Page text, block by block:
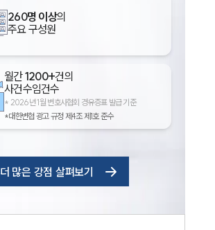
260명 이상의
주요 구성원
월간1200+건의
사건수임건수
* 2026년 1월 변호사협회 경유증표 발급 기준
*대한변협 광고 규정 제4조 제1호 준수
더 많은 강점 살펴보기